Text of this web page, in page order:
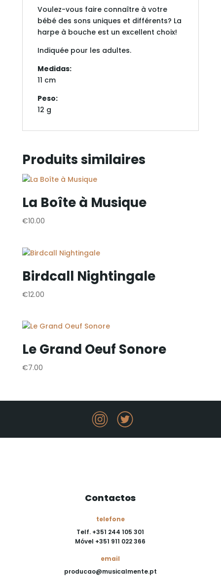
Voulez-vous faire connaître à votre
bébé des sons uniques et différents? La
harpe à bouche est un excellent choix!
Indiquée pour les adultes.
Medidas:
11 cm
Peso:
12 g
Produits similaires
La Boîte à Musique
€10.00
Birdcall Nightingale
€12.00
Le Grand Oeuf Sonore
€7.00
Contactos
telefone
Telf. +351 244 105 301
Móvel +351 911 022 366
email
producao@musicalmente.pt